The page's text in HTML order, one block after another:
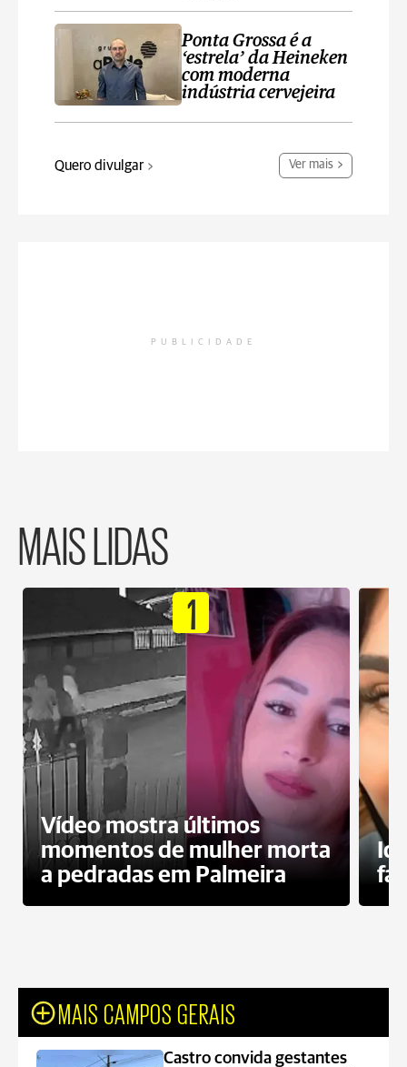
Ponta Grossa é a
‘estrela’ da Heineken
com moderna
indústria cervejeira
Quero divulgar Ver mais
PUBLICIDADE
MAIS LIDAS
1
Vídeo mostra últimos
momentos de mulher morta
a pedradas em Palmeira
MAIS CAMPOS GERAIS
Castro convida gestantes